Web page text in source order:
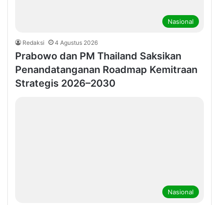
Nasional
Redaksi 4 Agustus 2026
Prabowo dan PM Thailand Saksikan
Penandatanganan Roadmap Kemitraan
Strategis 2026–2030
Nasional